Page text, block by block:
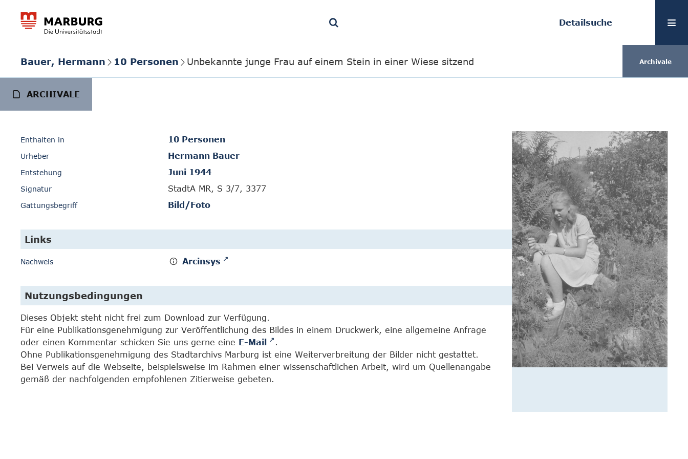
Detailsuche
Bauer, Hermann 10 Personen Unbekannte junge Frau auf einem Stein in einer Wiese sitzend Archivale
ARCHIVALE
Enthalten in 10 Personen
Urheber Hermann Bauer
Entstehung Juni 1944
Signatur StadtA MR, S 3/7, 3377
Gattungsbegriff Bild/Foto
Links
Nachweis Arcinsys
Nutzungsbedingungen
Dieses Objekt steht nicht frei zum Download zur Verfügung.
Für eine Publikationsgenehmigung zur Veröffentlichung des Bildes in einem Druckwerk, eine allgemeine Anfrage
oder einen Kommentar schicken Sie uns gerne eine E-Mail
.
Ohne Publikationsgenehmigung des Stadtarchivs Marburg ist eine Weiterverbreitung der Bilder nicht gestattet.
Bei Verweis auf die Webseite, beispielsweise im Rahmen einer wissenschaftlichen Arbeit, wird um Quellenangabe
gemäß der nachfolgenden empfohlenen Zitierweise gebeten.